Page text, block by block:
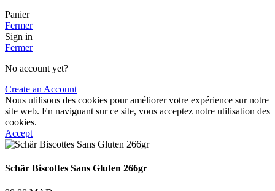
Panier
Fermer
Sign in
Fermer
No account yet?
Create an Account
Nous utilisons des cookies pour améliorer votre expérience sur notre
site web. En naviguant sur ce site, vous acceptez notre utilisation des
cookies.
Accept
Schär Biscottes Sans Gluten 266gr